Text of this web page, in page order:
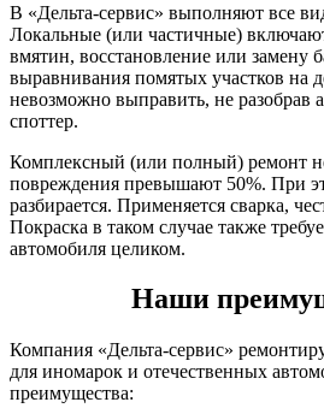
В «Дельта-сервис» выполняют все
Локальные (или частичные)
вмятин, восстановление или замену
выравнивания помятых участков на
невозможно выправить, не разобрав
споттер.
Комплексный (или полный) ремонт
повреждения превышают 50%. При
разбирается. Применяется сварка,
Покраска в таком случае также
автомобиля целиком.
Наши
Компания «Дельта-сервис»
для иномарок и отечественных
преимущества: